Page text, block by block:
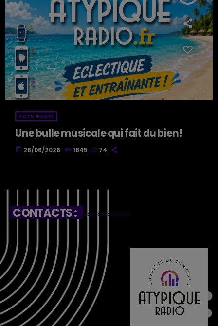
ACTU RADIO
Une bulle musicale qui fait du bien!
today 28/06/2026 1845 74
CONTACTS :